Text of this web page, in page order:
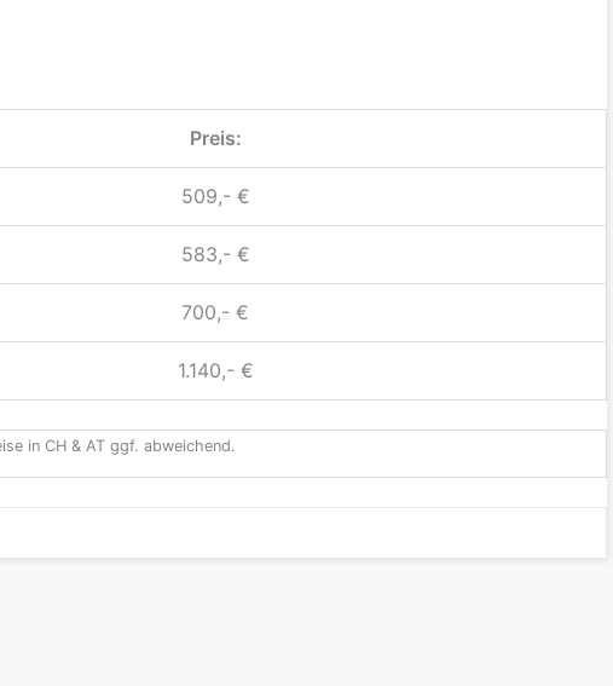
Preis:
509,- €
583,- €
700,- €
1.140,- €
in CH & AT ggf. abweichend.